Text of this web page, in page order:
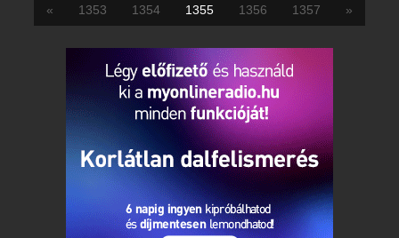
« 1353 1354 1355 1356 1357 »